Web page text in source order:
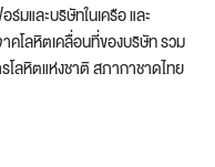
มและบริษัทในเครือ และ
คโลหิตเคลื่อนที่ของบริษัท รวม
ลหิตแห่งชาติ สภากาชาดไทย